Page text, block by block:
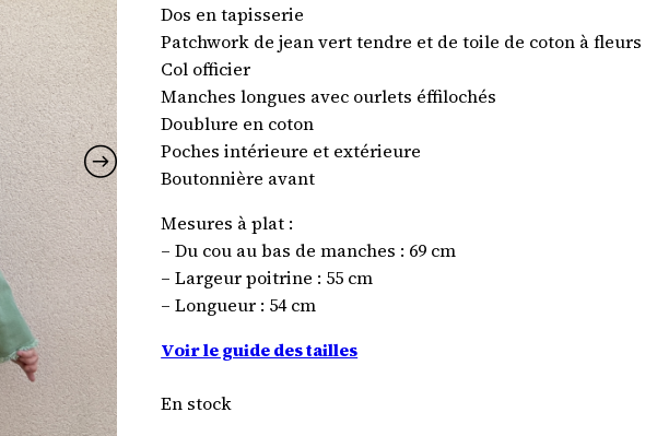
Dos en tapisserie
Patchwork de jean vert tendre et de toile de coton à fleurs
Col officier
Manches longues avec ourlets éffilochés
Doublure en coton
Poches intérieure et extérieure
Boutonnière avant
Mesures à plat :
– Du cou au bas de manches : 69 cm
– Largeur poitrine : 55 cm
– Longueur : 54 cm
Voir le guide des tailles
En stock